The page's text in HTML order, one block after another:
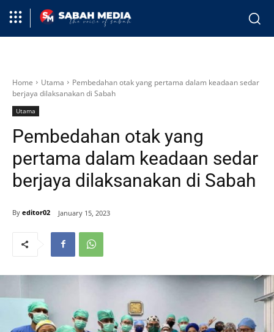
Home Utama
Pembedahan otak yang pertama dalam keadaan sedar
berjaya dilaksanakan di Sabah
Utama
Pembedahan otak yang
pertama dalam keadaan sedar
berjaya dilaksanakan di Sabah
By editor02 January 15, 2023